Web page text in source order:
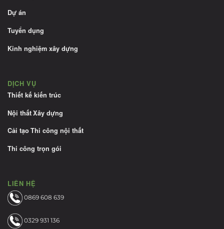
Dự án
Tuyển dụng
Kinh nghiệm xây dựng
DỊCH VỤ
Thiết kế kiến trúc
Nội thấtXây dựng
Cải tạoThi công nội thất
Thi công trọn gói
LIÊN HỆ
0869 608 639
0329 931 136